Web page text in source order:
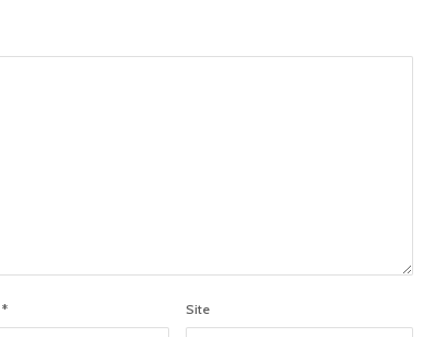
* Site